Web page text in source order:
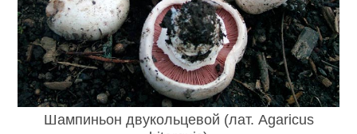
Шампиньон двукольцевой (лат. Agaricus